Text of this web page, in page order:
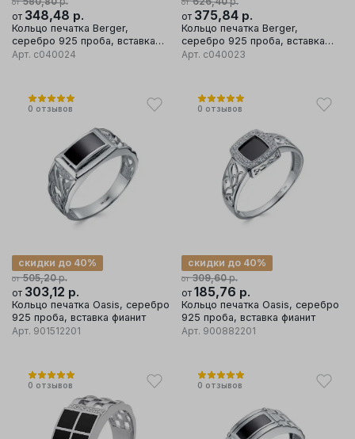
от
от 348,48 р.
Кольцо печатка Berger,
серебро 925 проба, вставка
оникс
Арт. с040024
от
от 375,84 р.
Кольцо печатка Berger,
серебро 925 проба, вставка
фианит/оникс
Арт. с040023
0 отзывов
от 505,20р.
скидки до 40%
от 303,12 р.
Кольцо печатка Oasis, серебро
925 проба, вставка фианит
Арт. 901512201
0 отзывов
от 309,60р.
скидки до 40%
от 185,76 р.
Кольцо печатка Oasis, серебро
925 проба, вставка фианит
Арт. 900882201
0 отзывов 0 отзывов